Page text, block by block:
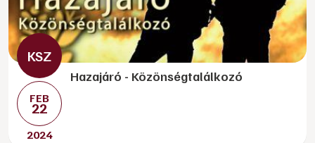
FEB
22
2024
Hazajáró - Közönségtalálkozó